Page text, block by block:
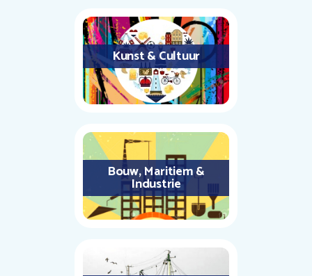
Kunst & Cultuur
Bouw, Maritiem &
Industrie